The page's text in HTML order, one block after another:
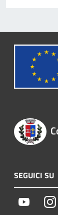
SEGUICI SU
Youtube